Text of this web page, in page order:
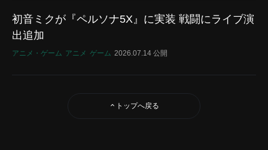
初音ミクが『ペルソナ5X』に実装 戦闘にライブ演
出追加
アニメ・ゲーム アニメ ゲーム 2026.07.14 公開
トップへ戻る